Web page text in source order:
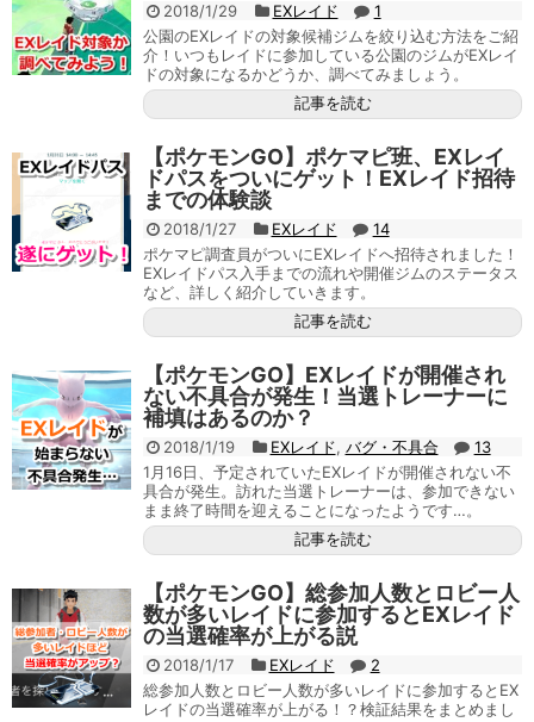
2018/1/29 EXレイド
1
公園のEXレイドの対象候補ジムを絞り込む方法をご紹
介！いつもレイドに参加している公園のジムがEXレイ
ドの対象になるかどうか、調べてみましょう。
記事を読む
【ポケモンGO】ポケマピ班、EXレイ
ドパスをついにゲット！EXレイド招待
までの体験談
2018/1/27 EXレイド
14
ポケマピ調査員がついにEXレイドへ招待されました！
EXレイドパス入手までの流れや開催ジムのステータス
など、詳しく紹介していきます。
記事を読む
【ポケモンGO】EXレイドが開催され
ない不具合が発生！当選トレーナーに
補填はあるのか？
2018/1/19 EXレイド, バグ・不具合
13
1月16日、予定されていたEXレイドが開催されない不
具合が発生。訪れた当選トレーナーは、参加できない
まま終了時間を迎えることになったようです…。
記事を読む
【ポケモンGO】総参加人数とロビー人
数が多いレイドに参加するとEXレイド
の当選確率が上がる説
2018/1/17 EXレイド
2
総参加人数とロビー人数が多いレイドに参加するとEX
レイドの当選確率が上がる！？検証結果をまとめまし